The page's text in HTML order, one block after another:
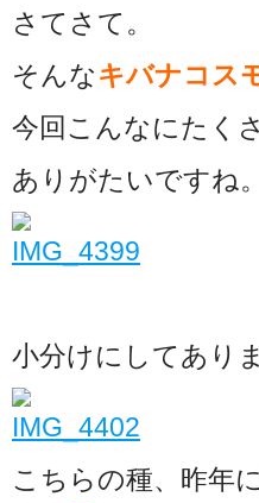
さてさて。
そんなキバナコス
今回こんなにたく
ありがたいですね。
小分けにしてあり
こちらの種、昨年